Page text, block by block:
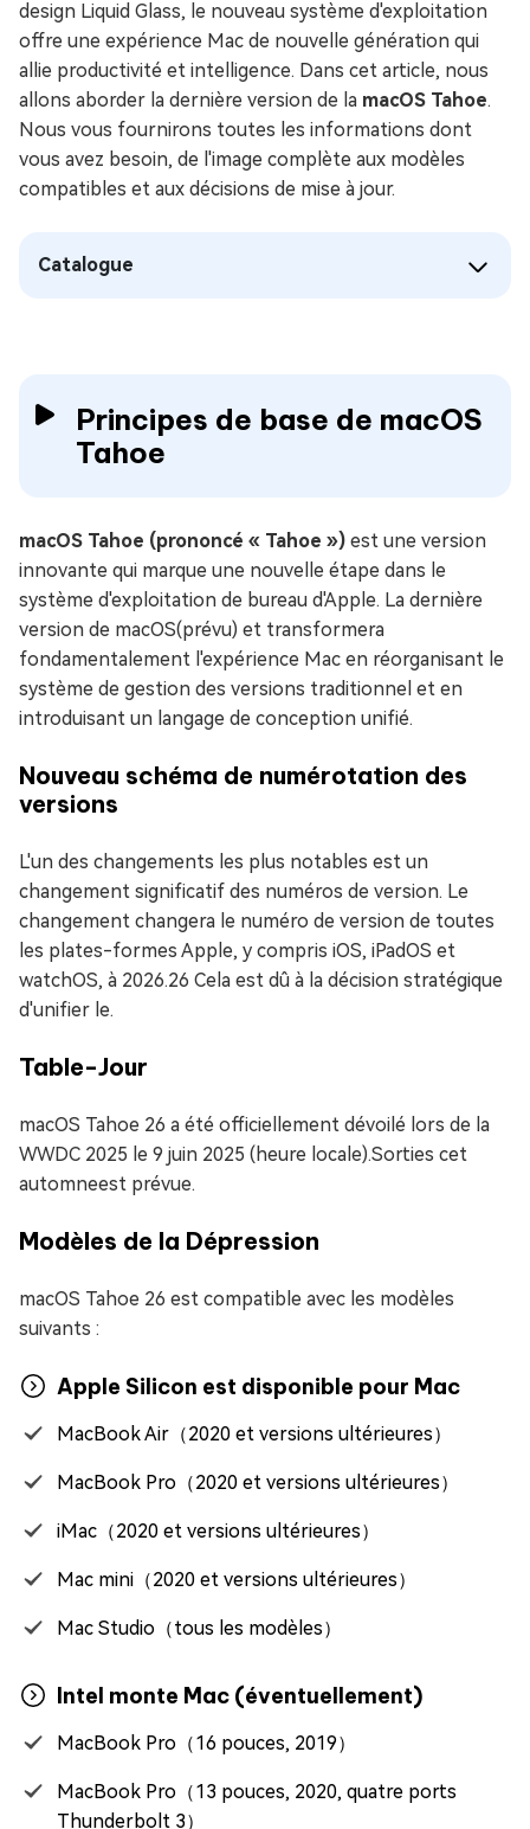
design Liquid Glass, le nouveau système d'exploitation
offre une expérience Mac de nouvelle génération qui
allie productivité et intelligence. Dans cet article, nous
allons aborder la dernière version de la macOS Tahoe.
Nous vous fournirons toutes les informations dont
vous avez besoin, de l'image complète aux modèles
compatibles et aux décisions de mise à jour.
Catalogue
Principes de base de macOS
Tahoe
macOS Tahoe (prononcé « Tahoe ») est une version
innovante qui marque une nouvelle étape dans le
système d'exploitation de bureau d'Apple. La dernière
version de macOS(prévu) et transformera
fondamentalement l'expérience Mac en réorganisant le
système de gestion des versions traditionnel et en
introduisant un langage de conception unifié.
Nouveau schéma de numérotation des
versions
L'un des changements les plus notables est un
changement significatif des numéros de version. Le
changement changera le numéro de version de toutes
les plates-formes Apple, y compris iOS, iPadOS et
watchOS, à 2026.26 Cela est dû à la décision stratégique
d'unifier le.
Table-Jour
macOS Tahoe 26 a été officiellement dévoilé lors de la
WWDC 2025 le 9 juin 2025 (heure locale).Sorties cet
automneest prévue.
Modèles de la Dépression
macOS Tahoe 26 est compatible avec les modèles
suivants :
Apple Silicon est disponible pour Mac
MacBook Air（2020 et versions ultérieures）
MacBook Pro（2020 et versions ultérieures）
iMac（2020 et versions ultérieures）
Mac mini（2020 et versions ultérieures）
Mac Studio（tous les modèles）
Intel monte Mac (éventuellement)
MacBook Pro（16 pouces, 2019）
MacBook Pro（13 pouces, 2020, quatre ports
Thunderbolt 3）